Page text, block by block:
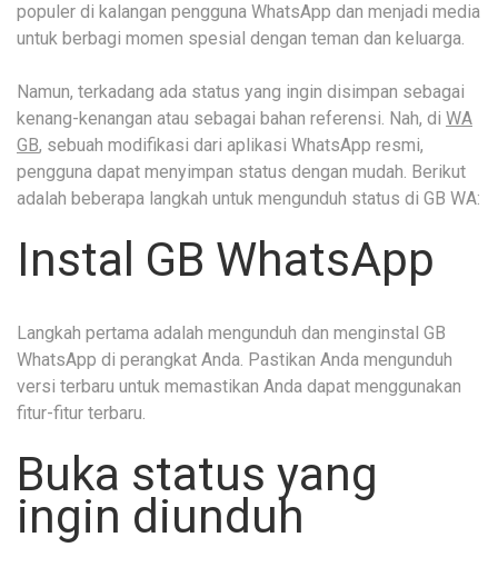
populer di kalangan pengguna WhatsApp dan menjadi media
untuk berbagi momen spesial dengan teman dan keluarga.
Namun, terkadang ada status yang ingin disimpan sebagai
kenang-kenangan atau sebagai bahan referensi. Nah, di WA
GB, sebuah modifikasi dari aplikasi WhatsApp resmi,
pengguna dapat menyimpan status dengan mudah. Berikut
adalah beberapa langkah untuk mengunduh status di GB WA:
Instal GB WhatsApp
Langkah pertama adalah mengunduh dan menginstal GB
WhatsApp di perangkat Anda. Pastikan Anda mengunduh
versi terbaru untuk memastikan Anda dapat menggunakan
fitur-fitur terbaru.
Buka status yang
ingin diunduh